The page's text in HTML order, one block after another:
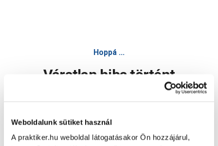
Weboldalunk sütiket használ
A praktiker.hu weboldal látogatásakor Ön hozzájárul,
Hoppá ...
Váratlan hiba történt
Oldal újratöltése